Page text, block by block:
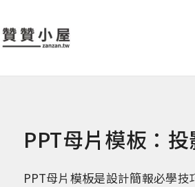
PPT母片模板：
PPT母片模板是設計簡報必學